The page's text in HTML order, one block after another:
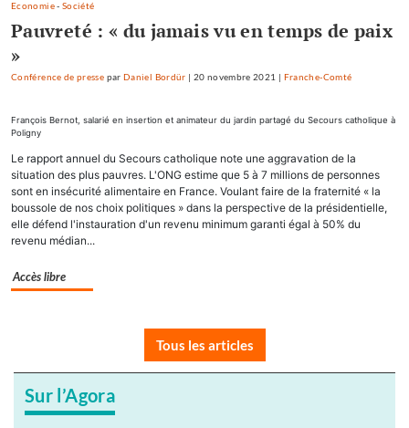
Economie- Société
Pauvreté : « du jamais vu en temps de paix
»
Conférence de presse parDaniel Bordür | 20 novembre 2021 | Franche-Comté
François Bernot, salarié en insertion et animateur du jardin partagé du Secours catholique à
Poligny
Le rapport annuel du Secours catholique note une aggravation de la
situation des plus pauvres. L'ONG estime que 5 à 7 millions de personnes
sont en insécurité alimentaire en France. Voulant faire de la fraternité « la
boussole de nos choix politiques » dans la perspective de la présidentielle,
elle défend l'instauration d'un revenu minimum garanti égal à 50% du
revenu médian...
Accès libre
Tous les articles
Sur l’Agora